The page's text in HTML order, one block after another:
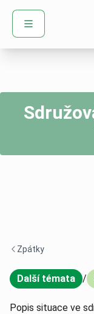
Navigace zpět -
Zpátky
Další témata
,
/
Popis situace ve